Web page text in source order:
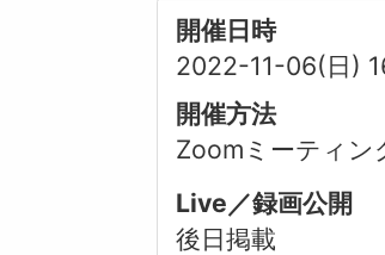
開催日時
2022-11-06(日)
開催方法
Zoomミーティン
Live／録画公開
後日掲載